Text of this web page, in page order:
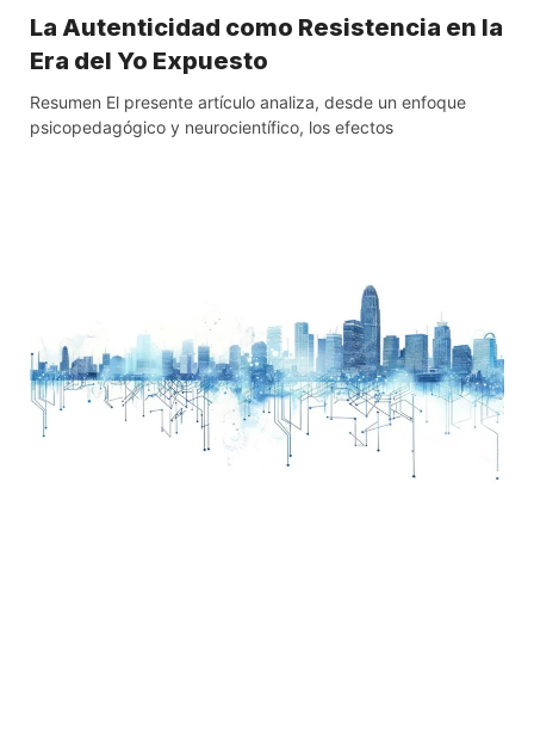
La Autenticidad como Resistencia en la
Era del Yo Expuesto
Resumen El presente artículo analiza, desde un enfoque
psicopedagógico y neurocientífico, los efectos